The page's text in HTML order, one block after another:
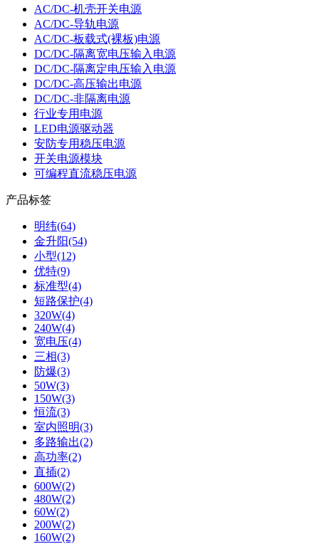
AC/DC-机壳开关电源
AC/DC-导轨电源
AC/DC-板载式(裸板)电源
DC/DC-隔离宽电压输入电源
DC/DC-隔离定电压输入电源
DC/DC-高压输出电源
DC/DC-非隔离电源
行业专用电源
LED电源驱动器
安防专用稳压电源
开关电源模块
可编程直流稳压电源
产品标签
明纬(64)
金升阳(54)
小型(12)
优特(9)
标准型(4)
短路保护(4)
320W(4)
240W(4)
宽电压(4)
三相(3)
防爆(3)
50W(3)
150W(3)
恒流(3)
室内照明(3)
多路输出(2)
高功率(2)
直插(2)
600W(2)
480W(2)
60W(2)
200W(2)
160W(2)